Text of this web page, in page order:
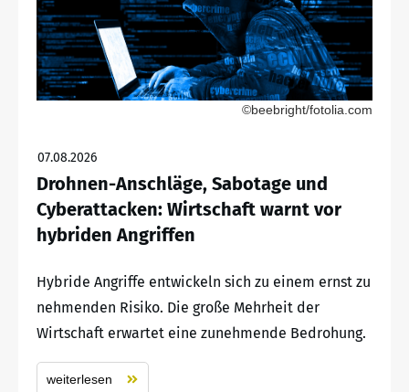
©beebright/fotolia.com
07.08.2026
Drohnen-Anschläge, Sabotage und
Cyberattacken: Wirtschaft warnt vor
hybriden Angriffen
Hybride Angriffe entwickeln sich zu einem ernst zu
nehmenden Risiko. Die große Mehrheit der
Wirtschaft erwartet eine zunehmende Bedrohung.
weiterlesen